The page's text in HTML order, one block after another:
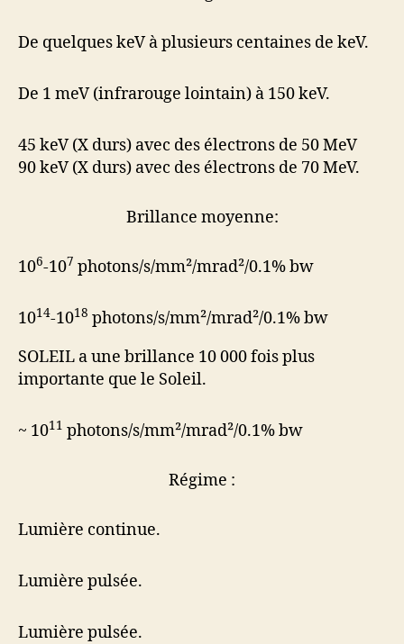
De quelques keV à plusieurs centaines de keV.
De 1 meV (infrarouge lointain) à 150 keV.
45 keV (X durs) avec des électrons de 50 MeV
90 keV (X durs) avec des électrons de 70 MeV.
Brillance moyenne:
106-107 photons/s/mm²/mrad²/0.1% bw
1014-1018 photons/s/mm²/mrad²/0.1% bw
SOLEIL a une brillance 10 000 fois plus
importante que le Soleil.
~ 1011 photons/s/mm²/mrad²/0.1% bw
Régime :
Lumière continue.
Lumière pulsée.
Lumière pulsée.